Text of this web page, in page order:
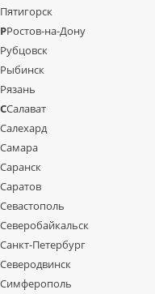
Пятигорск
РРостов-на-Дону
Рубцовск
Рыбинск
Рязань
ССалават
Салехард
Самара
Саранск
Саратов
Севастополь
Северобайкальск
Санкт-Петербург
Северодвинск
Симферополь